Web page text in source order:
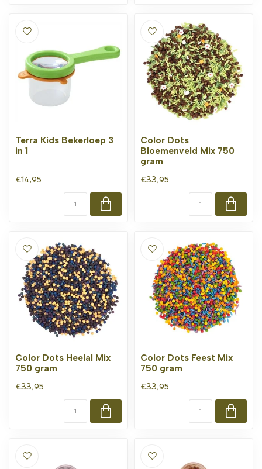
Terra Kids Bekerloep 3
in 1
€14,95
Color Dots
Bloemenveld Mix 750
gram
€33,95
Color Dots Heelal Mix
750 gram
€33,95
Color Dots Feest Mix
750 gram
€33,95